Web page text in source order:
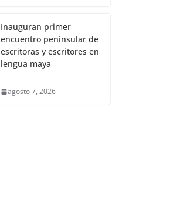
Inauguran primer
encuentro peninsular de
escritoras y escritores en
lengua maya
agosto 7, 2026